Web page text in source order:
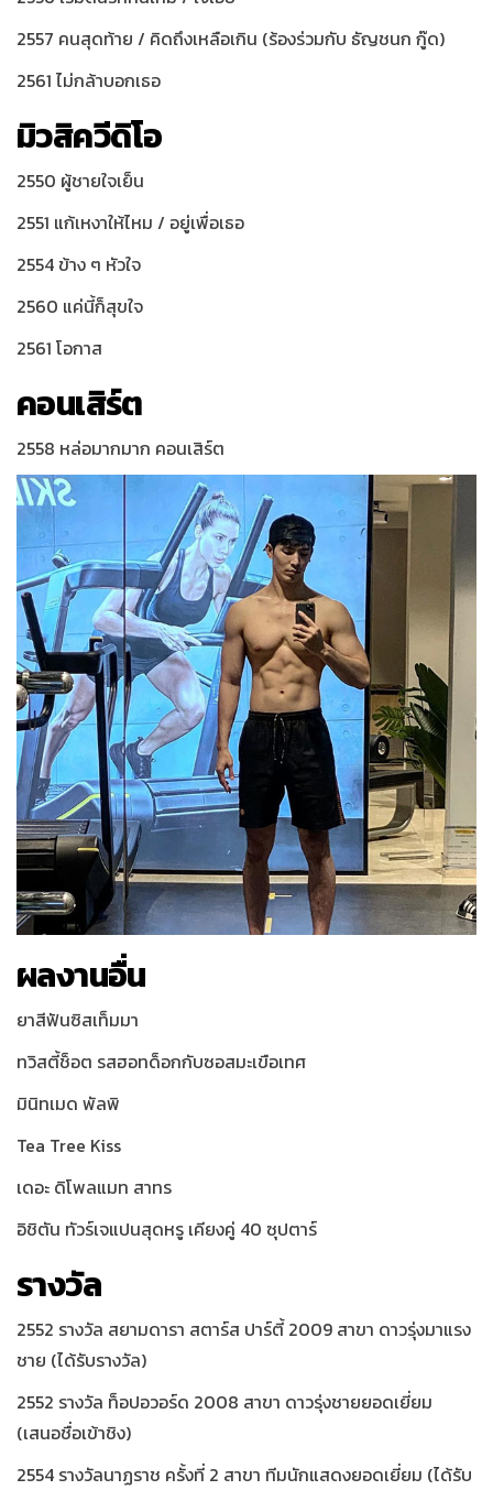
2557 คนสุดท้าย / คิดถึงเหลือเกิน (ร้องร่วมกับ ธัญชนก กู๊ด)
2561 ไม่กล้าบอกเธอ
มิวสิควีดิโอ
2550 ผู้ชายใจเย็น
2551 แก้เหงาให้ไหม / อยู่เพื่อเธอ
2554 ข้าง ๆ หัวใจ
2560 แค่นี้ก็สุขใจ
2561 โอกาส
คอนเสิร์ต
2558 หล่อมากมาก คอนเสิร์ต
ผลงานอื่น
ยาสีฟันซิสเท็มมา
ทวิสตี้ช็อต รสฮอทด็อกกับซอสมะเขือเทศ
มินิทเมด พัลพิ
Tea Tree Kiss
เดอะ ดิโพลแมท สาทร
อิชิตัน ทัวร์เจแปนสุดหรู เคียงคู่ 40 ซุปตาร์
รางวัล
2552 รางวัล สยามดารา สตาร์ส ปาร์ตี้ 2009 สาขา ดาวรุ่งมาแรง
ชาย (ได้รับรางวัล)
2552 รางวัล ท็อปอวอร์ด 2008 สาขา ดาวรุ่งชายยอดเยี่ยม
(เสนอชื่อเข้าชิง)
2554 รางวัลนาฏราช ครั้งที่ 2 สาขา ทีมนักแสดงยอดเยี่ยม (ได้รับ